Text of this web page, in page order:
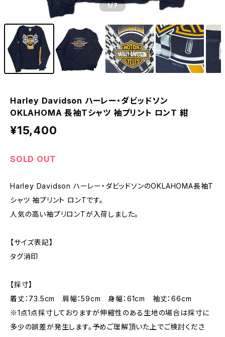
1/7
Harley Davidson ハーレー・ダビッドソン
OKLAHOMA 長袖Tシャツ 袖プリント ロンT 紺
¥15,400
SOLD OUT
Harley Davidson ハーレー・ダビッドソンのOKLAHOMA長袖T
シャツ 袖プリント ロンTです。
人気の高い袖プリロンTが入荷しました。
【サイズ表記】
タグ消印
【採寸】
着丈：73.5cm 肩幅：59cm 身幅：61cm 袖丈：66cm
※1点1点採寸しておりますが伸縮性のある生地の場合は採寸に
多少の誤差が発生します。予めご理解頂いた上でご検討くださ